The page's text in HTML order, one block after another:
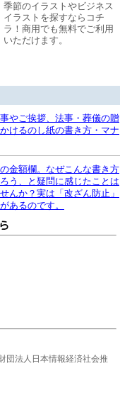
季節のイラストやビジネス
イラストを探すならコチ
ラ！商用でも無料でご利用
いただけます。
やご挨拶、法事・葬儀の贈
けるのし紙の書き方・マナ
金額欄。なぜこんな書き方
う、と疑問に感じたことは
んか？実は「改ざん防止」
あるのです。
団法人日本情報経済社会推